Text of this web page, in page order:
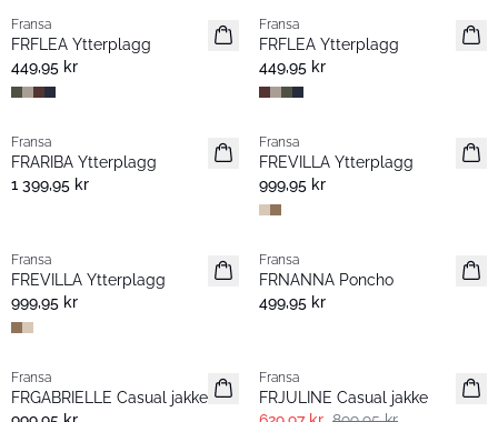
Nyhet
Fransa
FRFLEA Ytterplagg
449,95 kr
Nyhet
Fransa
FRFLEA Ytterplagg
449,95 kr
Nyhet
Fransa
FRARIBA Ytterplagg
1 399,95 kr
Nyhet
Fransa
FREVILLA Ytterplagg
999,95 kr
Nyhet
Fransa
FREVILLA Ytterplagg
999,95 kr
Nyhet
Fransa
FRNANNA Poncho
499,95 kr
Nyhet
Fransa
FRGABRIELLE Casual jakke
Fransa
FRJULINE Casual jakke